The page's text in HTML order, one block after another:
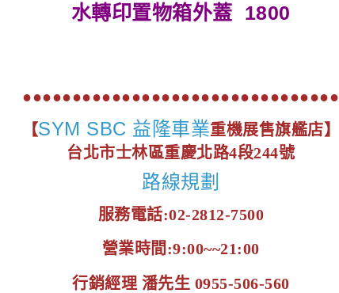
水轉印置物箱外蓋 1800
●●●●●●●●●●●●●●●●●●●●●●●●●●●●●●●●
【SYM SBC 益隆車業重機展售旗艦店】
台北市士林區重慶北路4段244號
路線規劃
服務電話:02-2812-7500
營業時間:9:00~~21:00
行銷經理 潘先生 0955-506-560